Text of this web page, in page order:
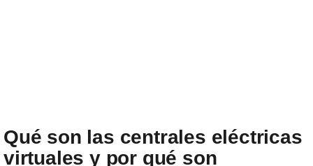
Qué son las centrales eléctricas
virtuales y por qué son